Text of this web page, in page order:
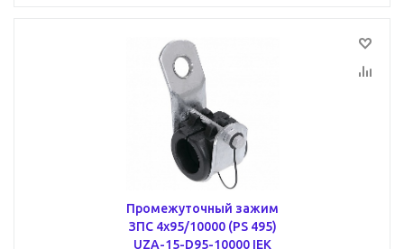
Промежуточный зажим
ЗПС 4х95/10000 (PS 495)
UZA-15-D95-10000 IEK